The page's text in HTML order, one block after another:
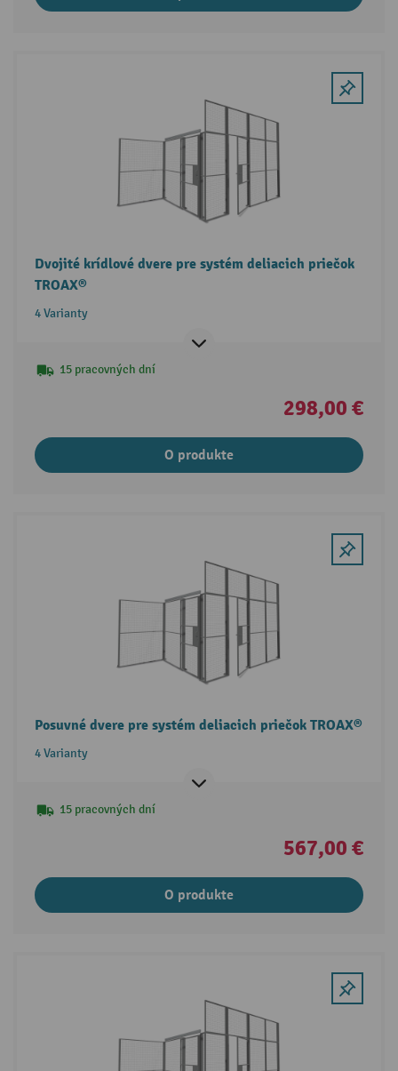
Dvojité krídlové dvere pre systém deliacich priečok
TROAX®
4 Varianty
15 pracovných dní
298,00 €
O produkte
Posuvné dvere pre systém deliacich priečok TROAX®
4 Varianty
15 pracovných dní
567,00 €
O produkte